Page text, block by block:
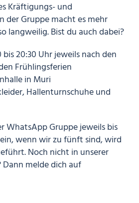
Kräftigungs- und
der Gruppe macht es mehr
langweilig. Bist du auch dabei?
bis 20:30 Uhr jeweils nach den
Frühlingsferien
in Muri
Hallenturnschuhe und
WhatsApp Gruppejeweils bis
wenn wir zu fünft sind, wird
Noch nicht in unserer
melde dich auf